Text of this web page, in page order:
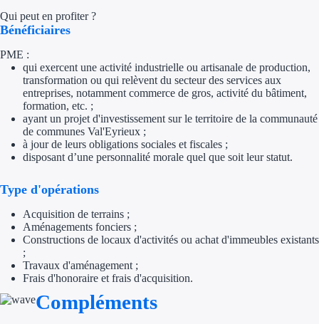
Par financeur
Aides par
Solutions MAPi
Qui peut en profiter ?
Bénéficiaires
PME :
qui exercent une activité industrielle ou artisanale de production,
transformation ou qui relèvent du secteur des services aux
entreprises, notamment commerce de gros, activité du bâtiment,
formation, etc. ;
ayant un projet d'investissement sur le territoire de la communauté
de communes Val'Eyrieux ;
à jour de leurs obligations sociales et fiscales ;
disposant d’une personnalité morale quel que soit leur statut.
Type d'opérations
Acquisition de terrains ;
Aménagements fonciers ;
Constructions de locaux d'activités ou achat d'immeubles existants
;
Travaux d'aménagement ;
Frais d'honoraire et frais d'acquisition.
Compléments